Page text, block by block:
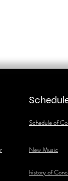
Schedule of
New Music
history of